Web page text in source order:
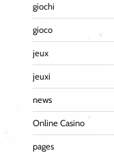
giochi
gioco
jeux
jeuxi
news
Online Casino
pages